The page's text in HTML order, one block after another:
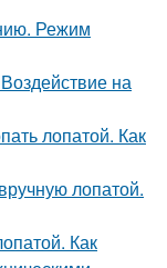
Режим
на
лопатой. Как
лопатой.
Как